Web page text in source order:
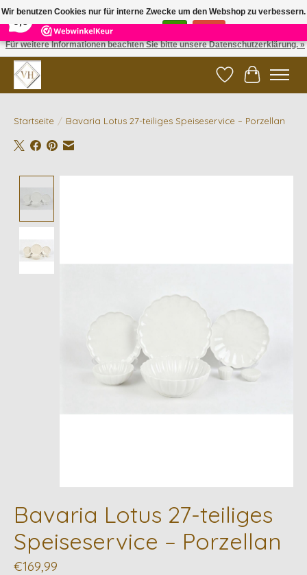
5 Reviews ×
✓ Gratis verzending vanaf €200 | ✓ 14 dagen retourneren
Wunschzettel
Ihr
Startseite / Bavaria Lotus 27-teiliges Speiseservice – Porzellan
Bavaria Lotus 27-teiliges
Speiseservice – Porzellan
€169,99
Wir benutzen Cookies nur für interne Zwecke um den Webshop zu verbessern.
Ist das in Ordnung?
Für weitere Informationen beachten Sie bitte unsere Datenschutzerklärung. »